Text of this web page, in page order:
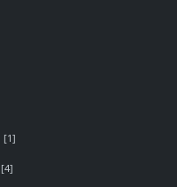
[1]
[4]